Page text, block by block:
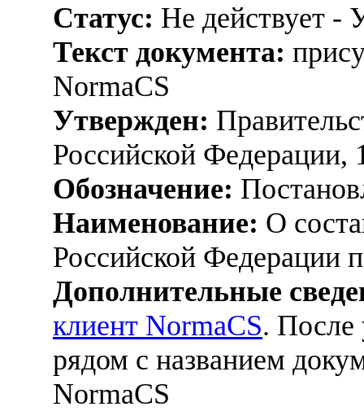
Статус: Не действует -
Текст документа:
NormaCS
Утвержден:
Российской Федерации,
Обозначение:
Наименование: О
Российской Федерации
Дополнительные
клиент NormaCS. После
рядом с названием
NormaCS